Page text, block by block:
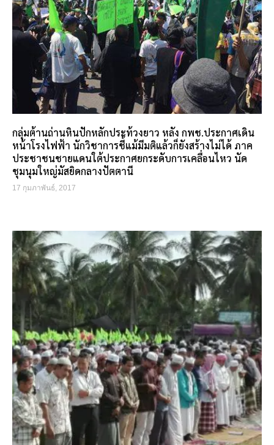
กลุ่มต้านถ่านหินปักหลักประท้วงยาว หลัง กพช.ประกาศเดิน
หน้าโรงไฟฟ้า นักวิชาการชี้แม้มีมติแล้วก็ยังสร้างไม่ได้ ภาค
ประชาชนชายแดนใต้ประกาศยกระดับการเคลื่อนไหว นัด
ชุมนุมใหญ่มัสยิดกลางปัตตานี
17 กุมภาพันธ์, 2017